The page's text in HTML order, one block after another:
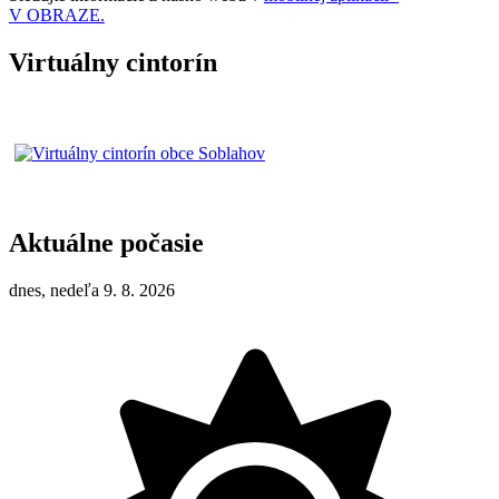
V OBRAZE.
Virtuálny cintorín
Aktuálne počasie
dnes, nedeľa 9. 8. 2026